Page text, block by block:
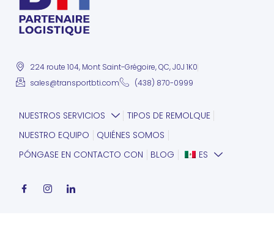
224 route 104, Mont Saint-Grégoire, QC, J0J 1K0
sales@transportbti.com
(438) 870-0999
NUESTROS SERVICIOS
TIPOS DE REMOLQUE
NUESTRO EQUIPO
QUIÉNES SOMOS
PÓNGASE EN CONTACTO CON
BLOG ES